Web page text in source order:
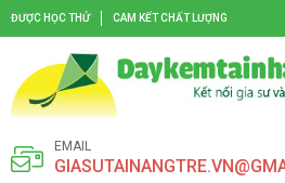
ĐƯỢC HỌC THỬ CAM KẾT CHẤT LƯỢNG
EMAIL